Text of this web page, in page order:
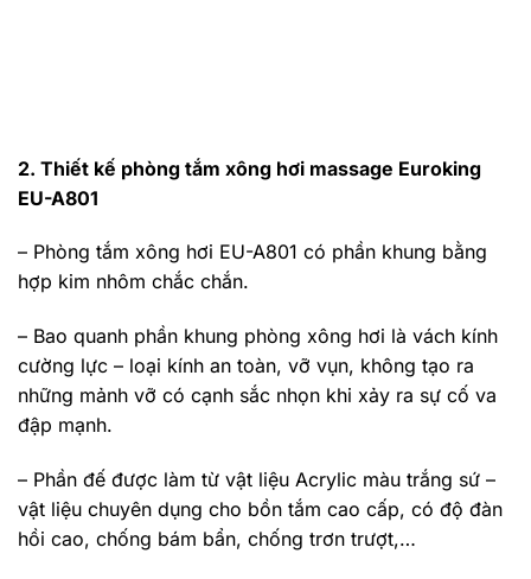
2. Thiết kế phòng tắm xông hơi massage Euroking
EU-A801
– Phòng tắm xông hơi EU-A801 có phần khung bằng
hợp kim nhôm chắc chắn.
– Bao quanh phần khung phòng xông hơi là vách kính
cường lực – loại kính an toàn, vỡ vụn, không tạo ra
những mảnh vỡ có cạnh sắc nhọn khi xảy ra sự cố va
đập mạnh.
– Phần đế được làm từ vật liệu Acrylic màu trắng sứ –
vật liệu chuyên dụng cho bồn tắm cao cấp, có độ đàn
hồi cao, chống bám bẩn, chống trơn trượt,…